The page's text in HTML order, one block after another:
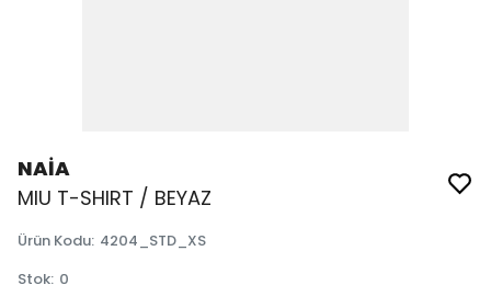
NAİA
MIU T-SHIRT / BEYAZ
Ürün Kodu: 4204_STD_XS
Stok: 0